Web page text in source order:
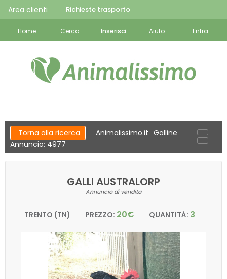
Area clienti Richieste trasporto
Home Cerca Inserisci Aiuto Entra
Torna alla ricerca Animalissimo.it Galline
Annuncio: 4977
GALLI AUSTRALORP
Annuncio di vendita
TRENTO (TN) PREZZO: 20€ QUANTITÀ: 3